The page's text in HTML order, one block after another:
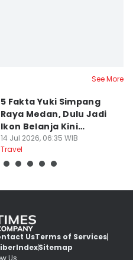
See More
5 Fakta Yuki Simpang
Raya Medan, Dulu Jadi
Ikon Belanja Kini
Ditinggalkan
14 Jul 2026, 06:35 WIB
Travel
UsTerms of Services
IndexSitemap
Us